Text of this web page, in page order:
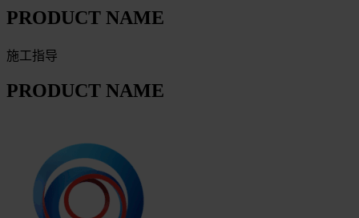
PRODUCT NAME
施工指导
PRODUCT NAME